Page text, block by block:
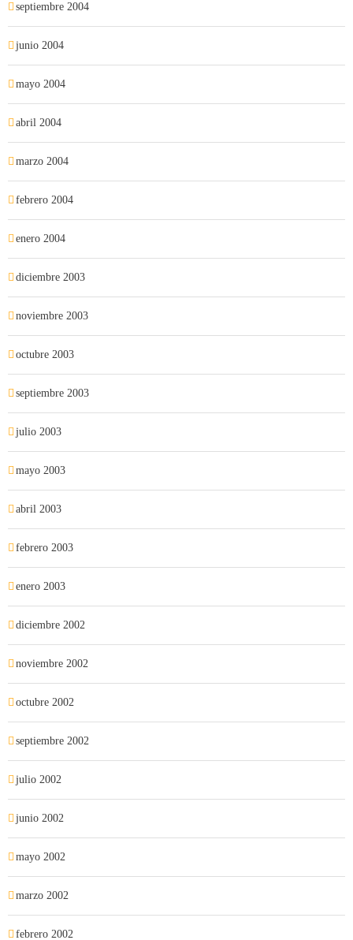
septiembre 2004
junio 2004
mayo 2004
abril 2004
marzo 2004
febrero 2004
enero 2004
diciembre 2003
noviembre 2003
octubre 2003
septiembre 2003
julio 2003
mayo 2003
abril 2003
febrero 2003
enero 2003
diciembre 2002
noviembre 2002
octubre 2002
septiembre 2002
julio 2002
junio 2002
mayo 2002
marzo 2002
febrero 2002